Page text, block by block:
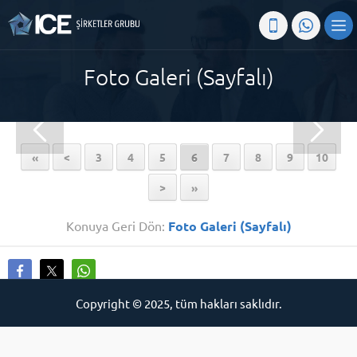
Foto Galeri (Sayfalı)
« < 3 4 5 6 7 8 9 10
> »
Konuya Geri Dön: Foto Galeri (Sayfalı)
Copyright © 2025, tüm hakları saklıdır.